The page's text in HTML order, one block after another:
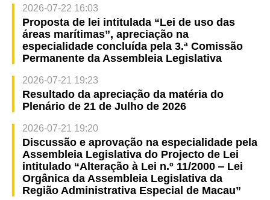
2026-07-22 16:03
Proposta de lei intitulada “Lei de uso das
áreas marítimas”, apreciação na
especialidade concluída pela 3.ª Comissão
Permanente da Assembleia Legislativa
2026-07-21 19:23
Resultado da apreciação da matéria do
Plenário de 21 de Julho de 2026
2026-07-21 19:20
Discussão e aprovação na especialidade pela
Assembleia Legislativa do Projecto de Lei
intitulado “Alteração à Lei n.º 11/2000 ‒ Lei
Orgânica da Assembleia Legislativa da
Região Administrativa Especial de Macau”